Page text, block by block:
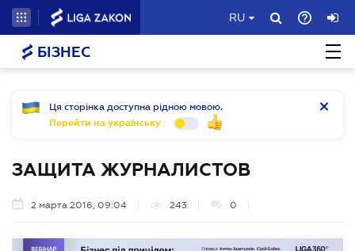
RU
БІЗНЕС
Ця сторінка доступна рідною мовою.
Перейти на українську
ЗАЩИТА ЖУРНАЛИСТОВ
2 марта 2016, 09:04 243 0